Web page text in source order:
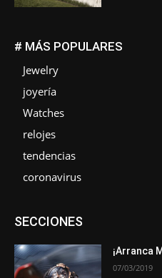
# MÁS POPULARES
Jewelry
joyería
Watches
relojes
tendencias
coronavirus
SECCIONESAsociaciones
Novedades
Opiniones
¡Arranca
07/03/2019